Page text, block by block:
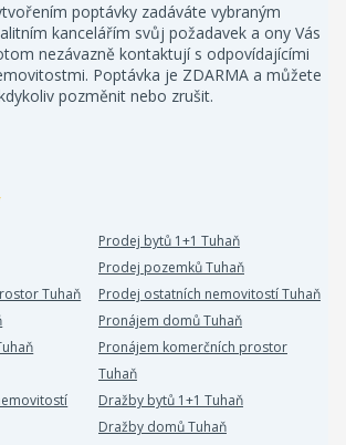
poptávky zadáváte vybraným
kancelářím svůj požadavek a ony Vás
nezávazně kontaktují s odpovídajícími
Poptávka je ZDARMA a můžete
pozměnit nebo zrušit.
Prodej bytů 1+1 Tuhaň
Prodej pozemků Tuhaň
Tuhaň
Prodej ostatních nemovitostí Tuhaň
Pronájem domů Tuhaň
Pronájem komerčních prostor
Tuhaň
Dražby bytů 1+1 Tuhaň
Dražby domů Tuhaň